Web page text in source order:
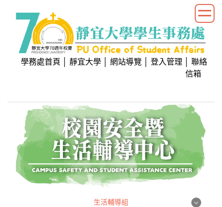
學務處首頁 靜宜大學 網站導覽 登入管理
聯絡
信箱
生活輔導組